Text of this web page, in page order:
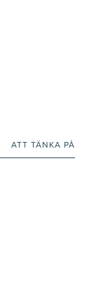
ATT TÄNKA PÅ